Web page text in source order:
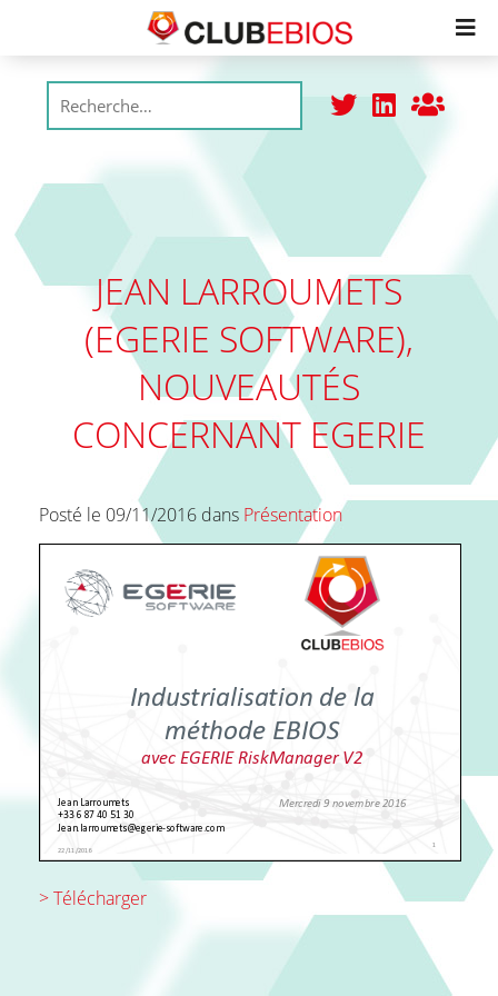
Réunions
Adhésion
College
Contact
JEAN LARROUMETS
(EGERIE SOFTWARE),
NOUVEAUTÉS
CONCERNANT EGERIE
Posté le 09/11/2016 dans Présentation
> Télécharger